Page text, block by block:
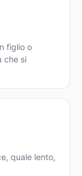
figlio o
che si
quale lento,